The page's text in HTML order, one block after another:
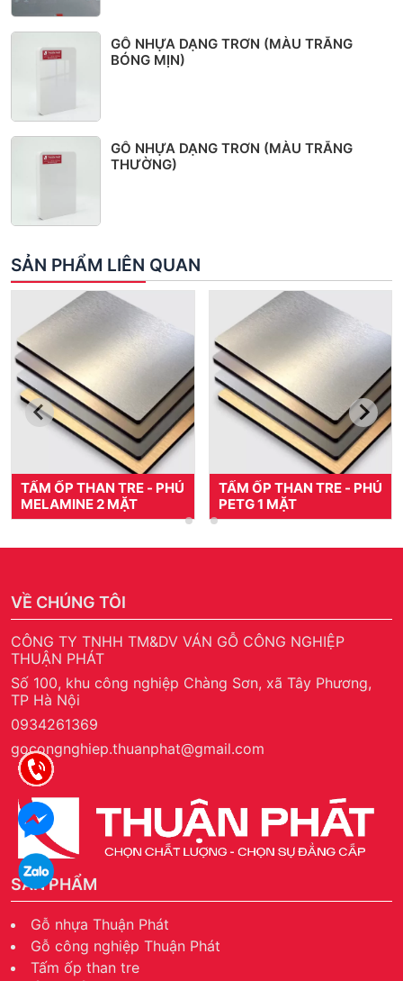
GỖ NHỰA DẠNG TRƠN (MÀU TRẮNG
BÓNG MỊN)
GỖ NHỰA DẠNG TRƠN (MÀU TRẮNG
THƯỜNG)
SẢN PHẨM LIÊN QUAN
TẤM ỐP THAN TRE - PHỦ
MELAMINE 2 MẶT
TẤM ỐP THAN TRE - PHỦ
PETG 1 MẶT
VỀ CHÚNG TÔI
CÔNG TY TNHH TM&DV VÁN GỖ CÔNG NGHIỆP
THUẬN PHÁT
Số 100, khu công nghiệp Chàng Sơn, xã Tây Phương,
TP Hà Nội
0934261369
gocongnghiep.thuanphat@gmail.com
SẢN PHẨM
Gỗ nhựa Thuận Phát
Gỗ công nghiệp Thuận Phát
Tấm ốp than tre